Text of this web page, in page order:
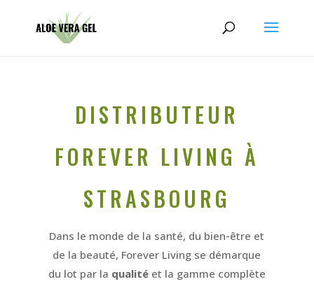
DISTRIBUTEUR
FOREVER LIVING À
STRASBOURG
Dans le monde de la santé, du bien-être et
de la beauté, Forever Living se démarque
du lot par la qualitéet la gamme complète